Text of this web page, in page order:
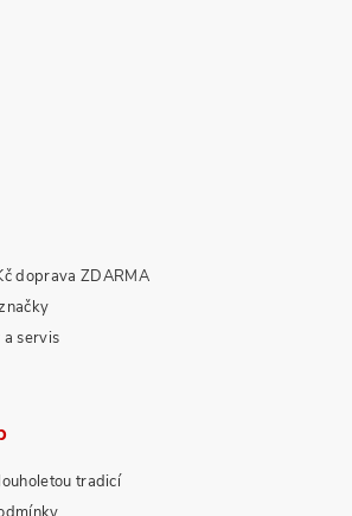
doprava ZDARMA
servis
tradicí